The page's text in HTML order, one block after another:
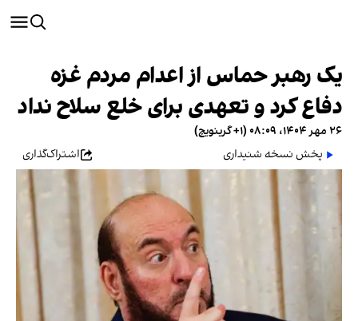
یک رهبر حماس از اعدام مردم غزه
دفاع کرد و تعهدی برای خلع سلاح نداد
۲۶ مهر ۱۴۰۴، ۰۸:۰۹ (‎+۱ گرینویچ)
پخش نسخه شنیداری
اشتراک‌گذاری